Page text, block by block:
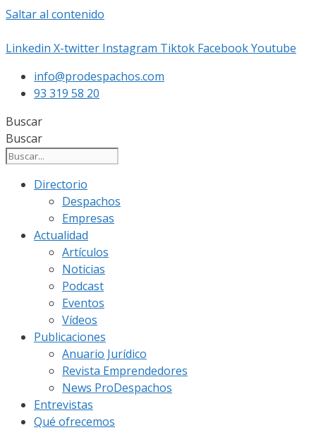
Saltar al contenido
Linkedin X-twitter Instagram Tiktok FacebookYoutube
info@prodespachos.com
93 319 58 20
Buscar
Buscar
Directorio
Despachos
Empresas
Actualidad
Artículos
Noticias
Podcast
Eventos
Vídeos
Publicaciones
Anuario Jurídico
Revista Emprendedores
News ProDespachos
Entrevistas
Qué ofrecemos